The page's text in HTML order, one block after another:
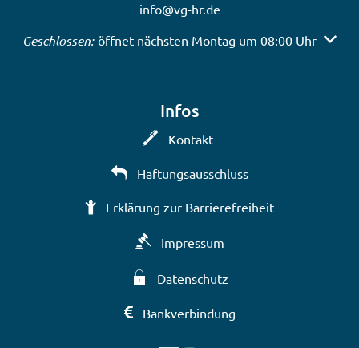
info@vg-hr.de
Klicken, um weitere Öffnungs- oder Schließzeiten
Geschlossen: öffnet nächsten Montag um 08:00 Uhr
Infos
Kontakt
Haftungsausschluss
Erklärung zur Barrierefreiheit
Impressum
Datenschutz
Bankverbindung